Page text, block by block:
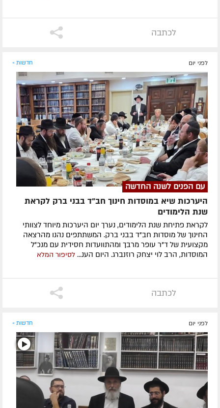
לכתבה
לפני יום חדשות »
עם הפנים לשנה החדשה
היערכות שיא במוסדות חינוך חב"ד בבני ברק לקראת
שנת הלימודים
לקראת פתיחת שנת הלימודים, נערך יום היערכות מיוחד לצוותי
החינוך של מוסדות חב"ד בבני ברק. המשתתפים נהנו מהרצאה
מקצועית של ד"ר עופר מרבך ומהתוועדות חסידית עם מנכ"ל
המוסדות, הרב לוי יצחק רוזנברג. היום הענ... לסיפור המלא
לכתבה
לפני יום חדשות »